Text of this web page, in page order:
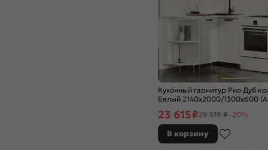
Кухонный гарнитур Рио Дуб
Белый 2140x2000/1300x600
23 615₽29 519 ₽ -20%
В корзину